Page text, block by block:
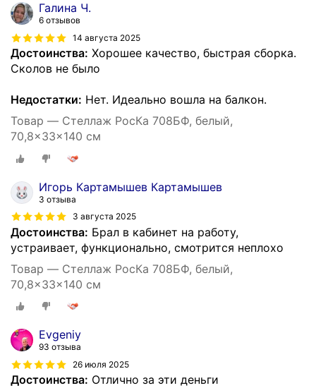
Галина Ч.
6 отзывов
14 августа 2025
Достоинства: Хорошее качество, быстрая сборка.
Сколов не было
Недостатки: Нет. Идеально вошла на балкон.
Товар — Стеллаж РосКа 708БФ, белый,
70,8x33x140 см
Игорь Картамышев Картамышев
3 отзыва
3 августа 2025
Достоинства: Брал в кабинет на работу,
устраивает, функционально, смотрится неплохо
Товар — Стеллаж РосКа 708БФ, белый,
70,8x33x140 см
Evgeniy
93 отзыва
26 июля 2025
Достоинства: Отлично за эти деньги